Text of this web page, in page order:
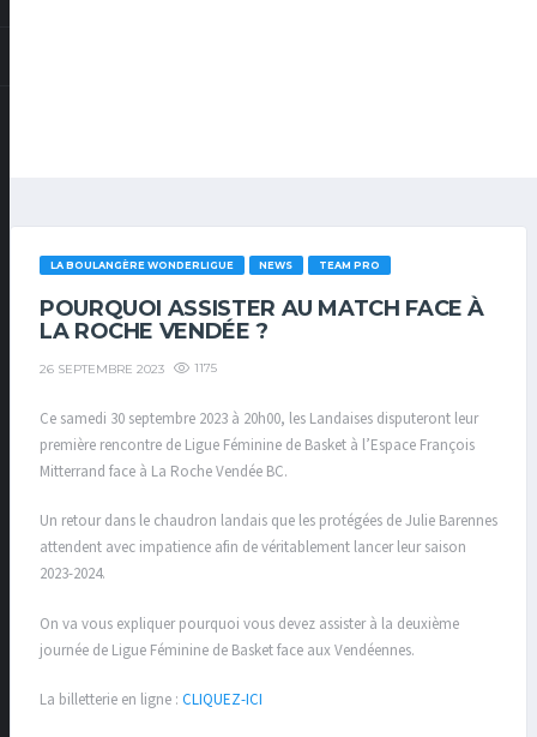
LA BOULANGÈRE WONDERLIGUE NEWS TEAM PRO
POURQUOI ASSISTER AU MATCH FACE À
LA ROCHE VENDÉE ?
26 SEPTEMBRE 2023 1175
Ce samedi 30 septembre 2023 à 20h00, les Landaises disputeront leur
première rencontre de Ligue Féminine de Basket à l’Espace François
Mitterrand face à La Roche Vendée BC.
Un retour dans le chaudron landais que les protégées de Julie Barennes
attendent avec impatience afin de véritablement lancer leur saison
2023-2024.
On va vous expliquer pourquoi vous devez assister à la deuxième
journée de Ligue Féminine de Basket face aux Vendéennes.
La billetterie en ligne : CLIQUEZ-ICI